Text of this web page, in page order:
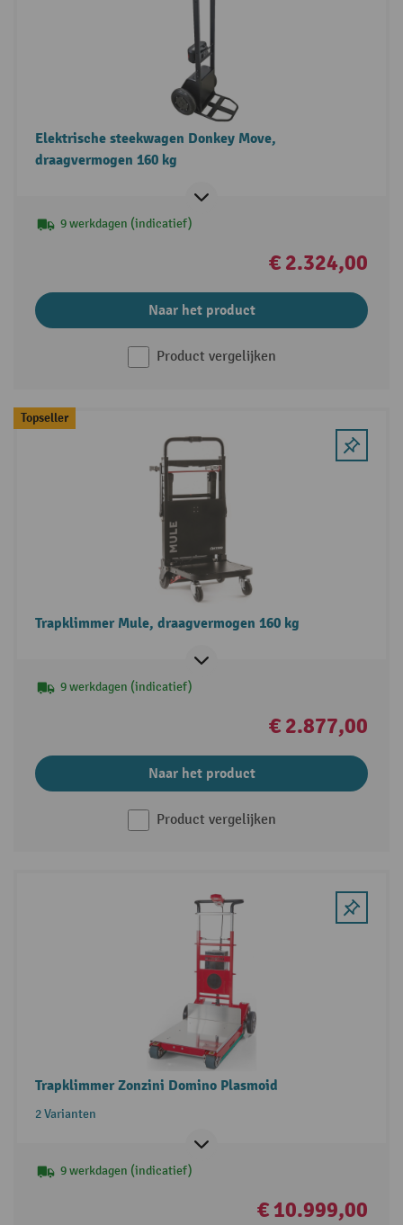
Elektrische steekwagen Donkey Move,
draagvermogen 160 kg
9 werkdagen (indicatief)
€ 2.324,00
Naar het product
Product vergelijken
Topseller
Trapklimmer Mule, draagvermogen 160 kg
9 werkdagen (indicatief)
€ 2.877,00
Naar het product
Product vergelijken
Trapklimmer Zonzini Domino Plasmoid
2 Varianten
9 werkdagen (indicatief)
€ 10.999,00